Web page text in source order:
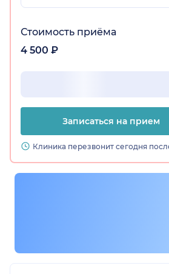
Стоимость приёма
4 500 ₽
Записаться на прием
Клиника перезвонит сегодня